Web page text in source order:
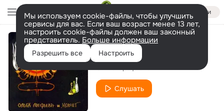
Войти
Мы используем cookie-файлы, чтобы улучшить
сервисы для вас. Если ваш возраст менее 13 лет,
настроить cookie-файлы должен ваш законный
представитель. Больше информации
Разрешить все Настроить
Мышка Божия
Слушать